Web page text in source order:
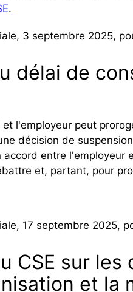
.
3 septembre 2025,
délai de
l'employeur peut
décision de
entre l'employeur
et, partant, pour
17 septembre 2025,
CSE sur les
et la